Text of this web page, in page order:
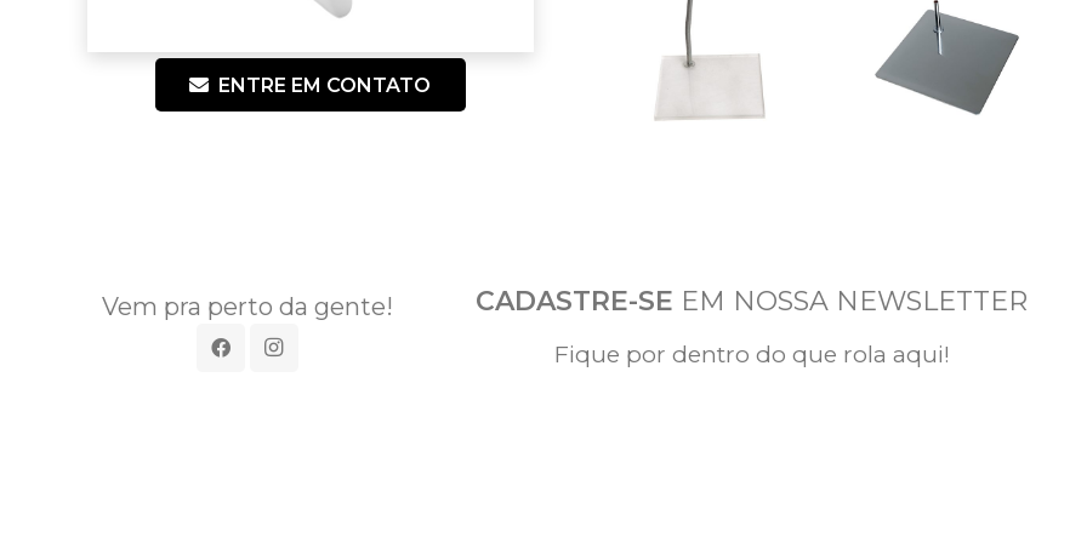
ENTRE EM CONTATO
Vem pra perto da gente! CADASTRE-SE EM NOSSA NEWSLETTER
Fique por dentro do que rola aqui!